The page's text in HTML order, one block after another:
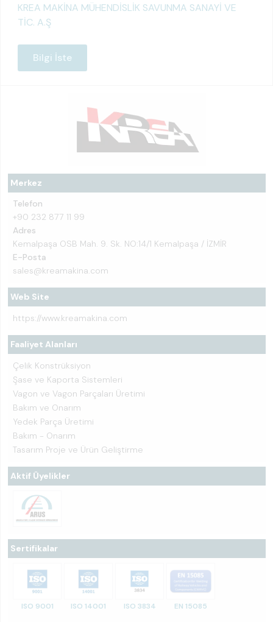
Merkez
Telefon
+90 232 877 11 99
Adres
Kemalpaşa OSB Mah. 9. Sk. NO:14/1 Kemalpaşa / İZMİR
E-Posta
sales@kreamakina.com
Web Site
https://www.kreamakina.com
Faaliyet Alanları
Çelik Konstrüksiyon
Şase ve Kaporta Sistemleri
Vagon ve Vagon Parçaları Üretimi
Bakım ve Onarım
Yedek Parça Üretimi
Bakım - Onarım
Tasarım Proje ve Ürün Geliştirme
Aktif Üyelikler
Sertifikalar
ISO 9001 ISO 14001 ISO 3834 EN 15085
KREA MAKİNA MÜHENDİSLİK SAVUNMA SANAYİ VE
TİC. A.Ş
Bilgi İste